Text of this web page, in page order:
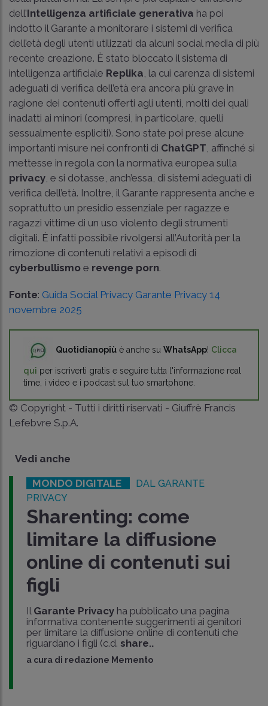
dell’Intelligenza artificiale generativa ha poi
indotto il Garante a monitorare i sistemi di verifica
dell’età degli utenti utilizzati da alcuni social media di più
recente creazione. È stato bloccato il sistema di
intelligenza artificiale Replika, la cui carenza di sistemi
adeguati di verifica dell’età era ancora più grave in
ragione dei contenuti offerti agli utenti, molti dei quali
inadatti ai minori (compresi, in particolare, quelli
sessualmente espliciti). Sono state poi prese alcune
importanti misure nei confronti di ChatGPT, affinché si
mettesse in regola con la normativa europea sulla
privacy, e si dotasse, anch’essa, di sistemi adeguati di
verifica dell’età. Inoltre, il Garante rappresenta anche e
soprattutto un presidio essenziale per ragazze e
ragazzi vittime di un uso violento degli strumenti
digitali. È infatti possibile rivolgersi all’Autorità per la
rimozione di contenuti relativi a episodi di
cyberbullismo e revenge porn.
Fonte: Guida Social Privacy Garante Privacy 14
novembre 2025
Quotidianopiù è anche su WhatsApp! Clicca
qui per iscriverti gratis e seguire tutta l'informazione real
time, i video e i podcast sul tuo smartphone.
© Copyright - Tutti i diritti riservati - Giuffrè Francis
Lefebvre S.p.A.
Vedi anche
MONDO DIGITALE
DAL GARANTE
PRIVACY
Sharenting: come
limitare la diffusione
online di contenuti sui
figli
Il Garante Privacyha pubblicato una pagina
informativa contenente suggerimenti ai genitori
per limitare la diffusione online di contenuti che
riguardano i figli (c.d. share..
a cura di redazione Memento